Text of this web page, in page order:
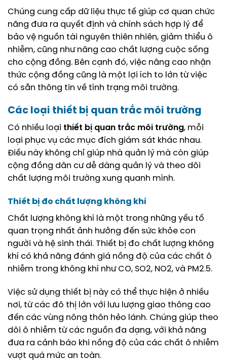
Chúng cung cấp dữ liệu thực tế giúp cơ quan chức
năng đưa ra quyết định và chính sách hợp lý để
bảo vệ nguồn tài nguyên thiên nhiên, giảm thiểu ô
nhiễm, cũng như nâng cao chất lượng cuộc sống
cho cộng đồng. Bên cạnh đó, việc nâng cao nhận
thức cộng đồng cũng là một lợi ích to lớn từ việc
có sẵn thông tin về tình trạng môi trường.
Các loại thiết bị quan trắc môi trường
Có nhiều loại thiết bị quan trắc môi trường, mỗi
loại phục vụ các mục đích giám sát khác nhau.
Điều này không chỉ giúp nhà quản lý mà còn giúp
cộng đồng dân cư dễ dàng quản lý và theo dõi
chất lượng môi trường xung quanh mình.
Thiết bị đo chất lượng không khí
Chất lượng không khí là một trong những yếu tố
quan trọng nhất ảnh hưởng đến sức khỏe con
người và hệ sinh thái. Thiết bị đo chất lượng không
khí có khả năng đánh giá nồng độ của các chất ô
nhiễm trong không khí như CO, SO2, NO2, và PM2.5.
Việc sử dụng thiết bị này có thể thực hiện ở nhiều
nơi, từ các đô thị lớn với lưu lượng giao thông cao
đến các vùng nông thôn hẻo lánh. Chúng giúp theo
dõi ô nhiễm từ các nguồn đa dạng, với khả năng
đưa ra cảnh báo khi nồng độ của các chất ô nhiễm
vượt quá mức an toàn.